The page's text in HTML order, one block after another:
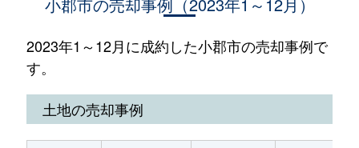
2023年1～12月に成約した小郡市の売却事例で
す。
土地の売却事例